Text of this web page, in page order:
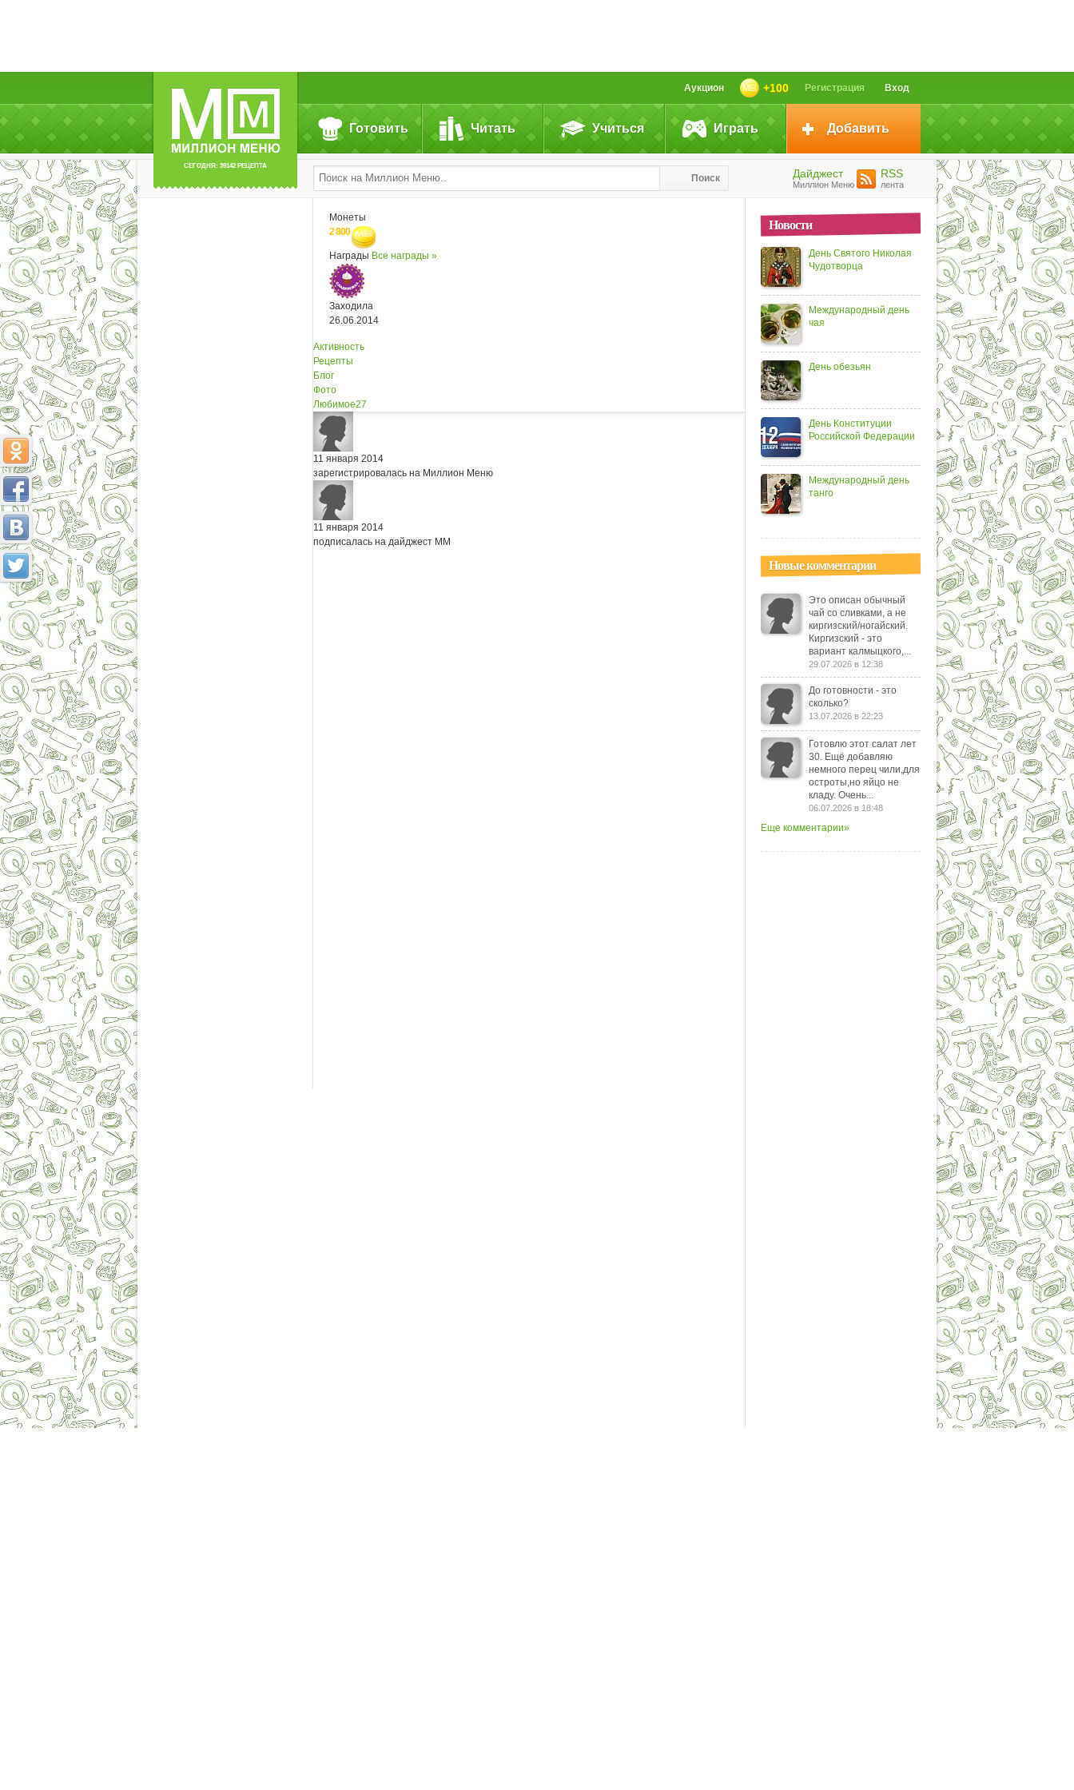
СЕГОДНЯ: 39142 РЕЦЕПТА
Вход
Регистрация
+100
Аукцион
Готовить Читать Учиться Играть Добавить
Поиск Дайджест
Миллион Меню
RSS
лента
Монеты
2 800
Награды Все награды »
Заходила
26.06.2014
Активность
Рецепты
Блог
Фото
Любимое27
11 января 2014
зарегистрировалась на Миллион Меню
11 января 2014
подписалась на дайджест ММ
Новости
День Святого Николая
Чудотворца
Международный день
чая
День обезьян
День Конституции
Российской Федерации
Международный день
танго
Новые комментарии
Это описан обычный
чай со сливками, а не
киргизский/ногайский.
Киргизский - это
вариант калмыцкого,...
29.07.2026 в 12:38
До готовности - это
сколько?
13.07.2026 в 22:23
Готовлю этот салат лет
30. Ещё добавляю
немного перец чили,для
остроты,но яйцо не
кладу. Очень...
06.07.2026 в 18:48
Еще комментарии»